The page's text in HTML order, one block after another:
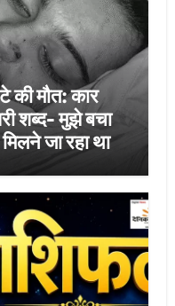
की मौत: कार
शब्द- मुझे बचा
जा रहा था